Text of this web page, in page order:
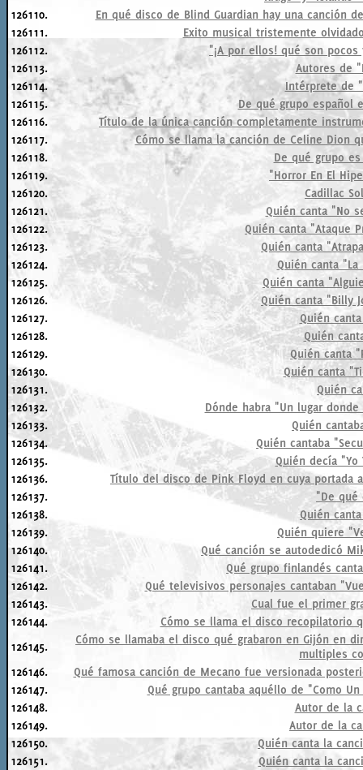
126110.
En qué disco de Blind Guardian hay una canción
126111.
Exito musical tristemente
126112.
"¡A por ellos! qué son
126113.
Autores de
126114.
Intérprete de
126115.
De qué grupo español
126116.
Título de la única canción completamente
126117.
Cómo se llama la canción de Celine Dion
126118.
De qué grupo
126119.
"Horror En El
126120.
Cadillac
126121.
Quién canta "No
126122.
Quién canta "Ataque
126123.
Quién canta
126124.
Quién canta "La
126125.
Quién canta
126126.
Quién canta "Billy
126127.
Quién
126128.
Quién
126129.
Quién canta
126130.
Quién canta
126131.
Quién
126132.
Dónde habra "Un lugar
126133.
Quién
126134.
Quién cantaba
126135.
Quién decía "Yo
126136.
Título del disco de Pink Floyd en cuya portada
126137.
"De qué
126138.
Quién
126139.
Quién quiere
126140.
Qué canción se autodedicó
126141.
Qué grupo finlandés
126142.
Qué televisivos personajes cantaban
126143.
Cual fue el primer
126144.
Cómo se llama el disco recopilatorio
126145.
Cómo se llamaba el disco qué grabaron en Gijón en
multiples
126146.
Qué famosa canción de Mecano fue versionada
126147.
Qué grupo cantaba aquéllo de "Como
126148.
Autor de la
126149.
Autor de la
126150.
Quién canta la
126151.
Quién canta la